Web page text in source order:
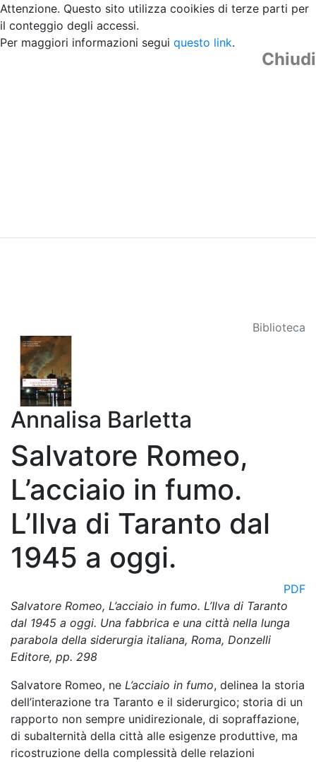
Attenzione. Questo sito utilizza cooikies di terze parti per
il conteggio degli accessi.
Per maggiori informazioni segui questo link.
Chiudi
Biblioteca
Annalisa Barletta
Salvatore Romeo,
L’acciaio in fumo.
L’Ilva di Taranto dal
1945 a oggi.
PDF
Salvatore Romeo, L’acciaio in fumo. L’Ilva di Taranto
dal 1945 a oggi. Una fabbrica e una città nella lunga
parabola della siderurgia italiana, Roma, Donzelli
Editore, pp. 298
Salvatore Romeo, ne L’acciaio in fumo, delinea la storia
dell’interazione tra Taranto e il siderurgico; storia di un
rapporto non sempre unidirezionale, di sopraffazione,
di subalternità della città alle esigenze produttive, ma
ricostruzione della complessità delle relazioni